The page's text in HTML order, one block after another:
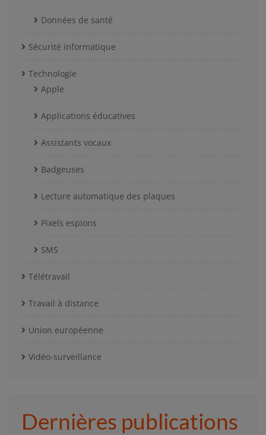
Données de santé
Sécurité informatique
Technologie
Apple
Applications éducatives
Assistants vocaux
Badgeuses
Lecture automatique des plaques
Pixels espions
SMS
Télétravail
Travail à distance
Union européenne
Vidéo-surveillance
Dernières publications